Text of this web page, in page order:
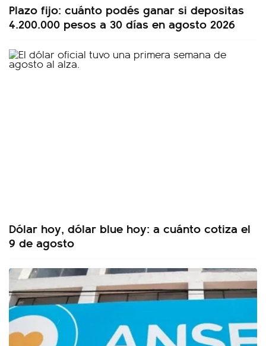
Plazo fijo: cuánto podés ganar si depositas
4.200.000 pesos a 30 días en agosto 2026
Dólar hoy, dólar blue hoy: a cuánto cotiza el
9 de agosto